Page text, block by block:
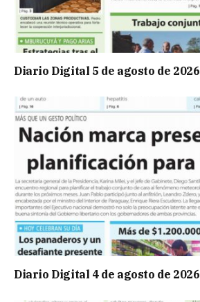
Diario Digital 5 de agosto de 2026
Diario Digital 4 de agosto de 2026